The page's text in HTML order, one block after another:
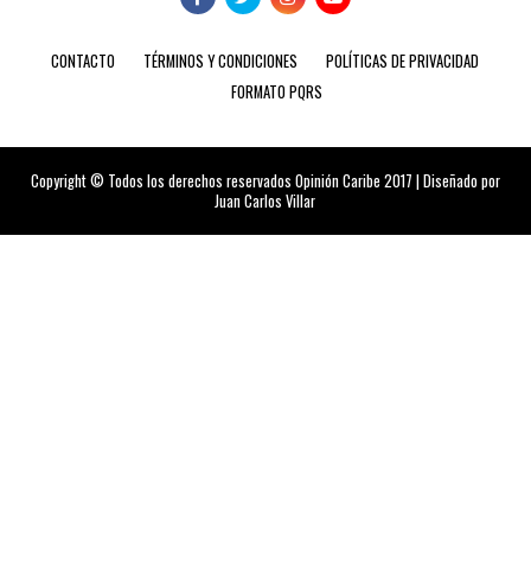
CONTACTO TÉRMINOS Y CONDICIONES
POLÍTICAS DE PRIVACIDAD
FORMATO PQRS
Copyright © Todos los derechos reservados Opinión Caribe 2017 | Diseñado por
Juan Carlos Villar